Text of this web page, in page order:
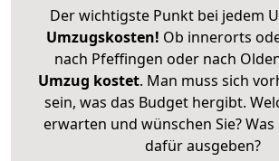
Der wichtigste Punkt bei jedem
Umzugskosten! Ob innerorts
nach Pfeffingen oder nach
Umzug kostet. Man muss sich
sein, was das Budget hergibt.
erwarten und wünschen Sie?
dafür ausgeben?